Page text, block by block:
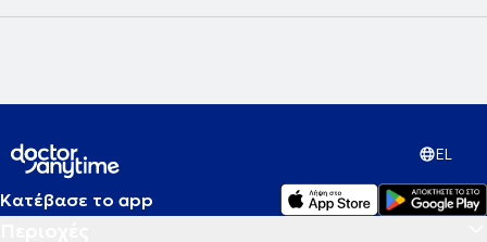
EL
Κατέβασε το app